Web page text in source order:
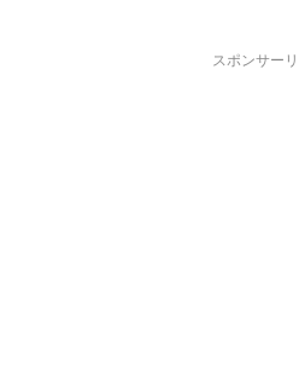
スポンサー